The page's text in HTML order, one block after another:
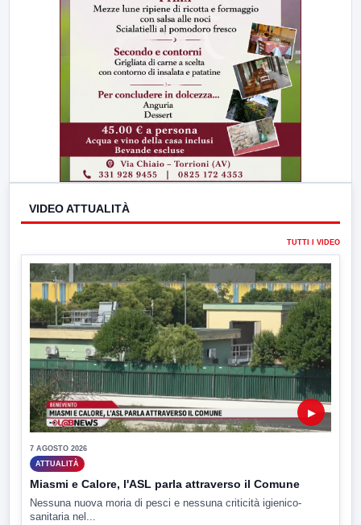
VIDEO ATTUALITÀ
TUTTI I VIDEO
▶
7 AGOSTO 2026
ATTUALITÀ
Miasmi e Calore, l'ASL parla attraverso il Comune
Nessuna nuova moria di pesci e nessuna criticità igienico-
sanitaria nel...